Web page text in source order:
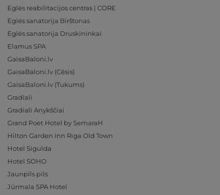
Eglės reabilitacijos centras | CORE
Eglės sanatorija Birštonas
Eglės sanatorija Druskininkai
Elamus SPA
GaisaBaloni.lv
GaisaBaloni.lv (Cēsis)
GaisaBaloni.lv (Tukums)
Gradiali
Gradiali Anykščiai
Grand Poet Hotel by SemaraH
Hilton Garden Inn Riga Old Town
Hotel Sigulda
Hotel SOHO
Jaunpils pils
Jūrmala SPA Hotel